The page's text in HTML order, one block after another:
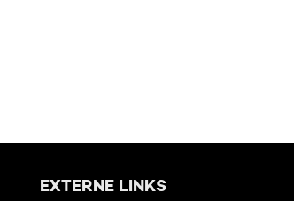
EXTERNE LINKS